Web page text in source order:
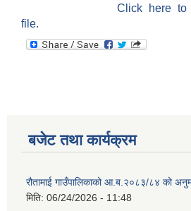
Click here to
file.
बजेट तथा कार्यक्रम
रौतामाई गाउँपालिकाको आ.ब.२०८३/८४ को
मिति: 06/24/2026 - 11:48